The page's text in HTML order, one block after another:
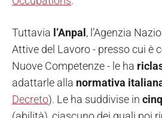
Tuttavia l’Anpal , l’Agenzia
Attive del Lavoro - presso cui è
Nuove Competenze - le ha
adattarle alla normativa
Decreto). Le ha suddivise in